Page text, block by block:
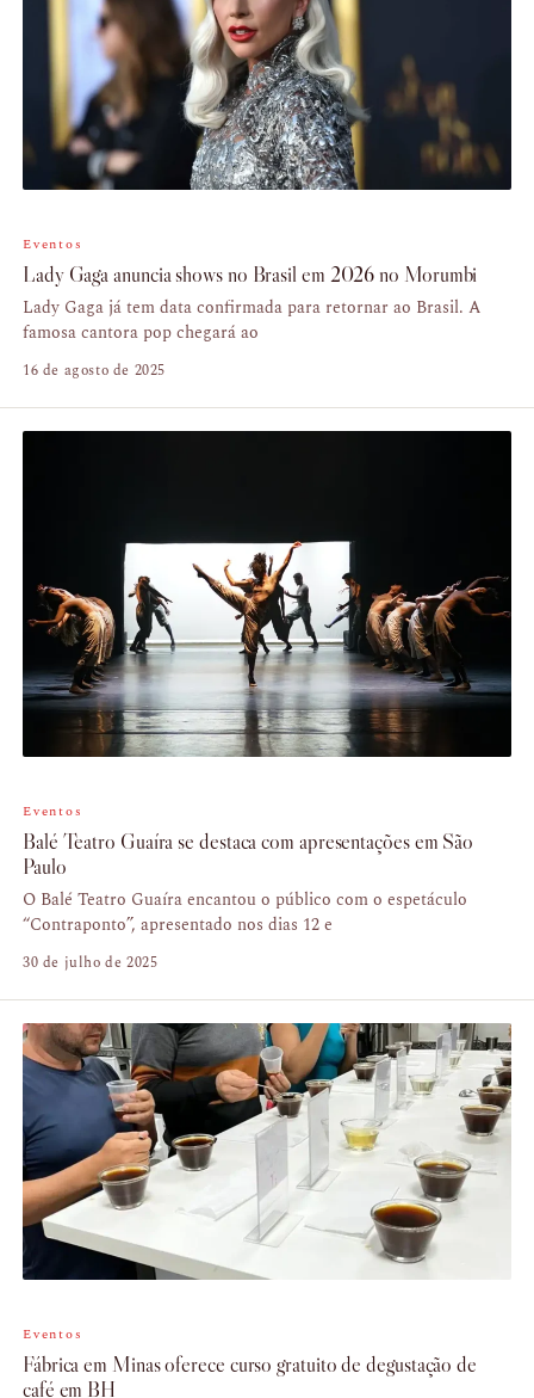
Eventos
Lady Gaga anuncia shows no Brasil em 2026 no Morumbi
Lady Gaga já tem data confirmada para retornar ao Brasil. A
famosa cantora pop chegará ao
16 de agosto de 2025
Eventos
Balé Teatro Guaíra se destaca com apresentações em São
Paulo
O Balé Teatro Guaíra encantou o público com o espetáculo
“Contraponto”, apresentado nos dias 12 e
30 de julho de 2025
Eventos
Fábrica em Minas oferece curso gratuito de degustação de
café em BH